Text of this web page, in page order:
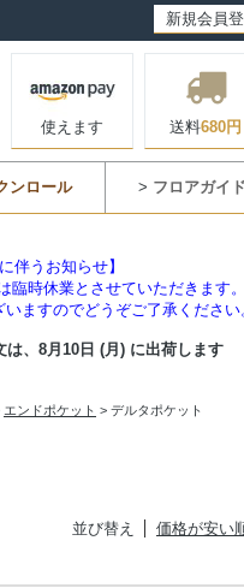
新規会員
使えます 送料680円
ンロール > フロアガイド
伴うお知らせ】
臨時休業とさせていただきます。
ますのでどうぞご了承ください
、 8月10日 (月) に出荷します
エンドポケット > デルタポケット
並び替え 価格が安い